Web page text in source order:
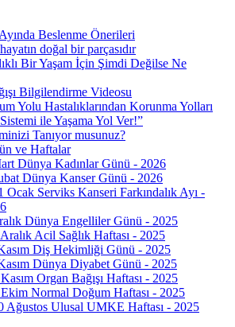
Beslenme Önerileri
doğal bir parçasıdır
Bir Yaşam İçin Şimdi Değilse Ne
Bilgilendirme Videosu
Yolu Hastalıklarından Korunma Yolları
ile Yaşama Yol Ver!”
Tanıyor musunuz?
ve Haftalar
Dünya Kadınlar Günü - 2026
Dünya Kanser Günü - 2026
Ocak Serviks Kanseri Farkındalık Ayı -
Dünya Engelliler Günü - 2025
Acil Sağlık Haftası - 2025
Diş Hekimliği Günü - 2025
Dünya Diyabet Günü - 2025
Organ Bağışı Haftası - 2025
Normal Doğum Haftası - 2025
Ağustos Ulusal UMKE Haftası - 2025